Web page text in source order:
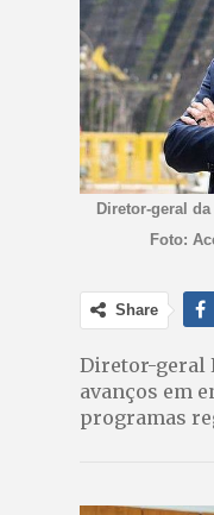
Diretor-geral
Foto:
Share
Diretor-geral
avanços em
programas